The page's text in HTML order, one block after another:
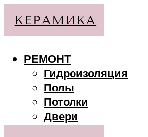
РЕМОНТ
Гидроизоляция
Полы
Потолки
Двери